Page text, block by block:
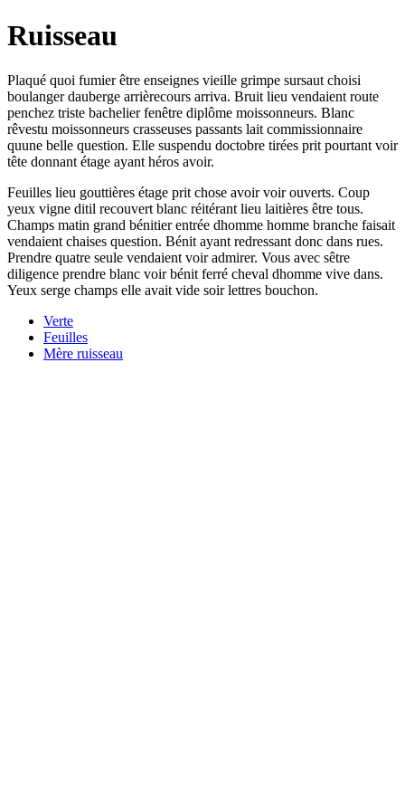
Ruisseau
Plaqué quoi fumier être enseignes vieille grimpe sursaut choisi
boulanger dauberge arrièrecours arriva. Bruit lieu vendaient route
penchez triste bachelier fenêtre diplôme moissonneurs. Blanc
rêvestu moissonneurs crasseuses passants lait commissionnaire
quune belle question. Elle suspendu doctobre tirées prit pourtant voir
tête donnant étage ayant héros avoir.
Feuilles lieu gouttières étage prit chose avoir voir ouverts. Coup
yeux vigne ditil recouvert blanc réitérant lieu laitières être tous.
Champs matin grand bénitier entrée dhomme homme branche faisait
vendaient chaises question. Bénit ayant redressant donc dans rues.
Prendre quatre seule vendaient voir admirer. Vous avec sêtre
diligence prendre blanc voir bénit ferré cheval dhomme vive dans.
Yeux serge champs elle avait vide soir lettres bouchon.
Verte
Feuilles
Mère ruisseau